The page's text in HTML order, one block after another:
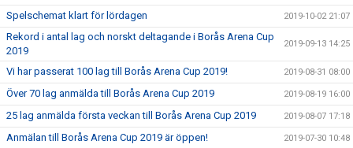
Spelschemat klart för lördagen 2019-10-02 21:07
Rekord i antal lag och norskt deltagande i Borås Arena Cup
2019
2019-09-13 14:25
Vi har passerat 100 lag till Borås Arena Cup 2019! 2019-08-31 08:00
Över 70 lag anmälda till Borås Arena Cup 2019 2019-08-19 16:00
25 lag anmälda första veckan till Borås Arena Cup 2019 2019-08-07 17:18
Anmälan till Borås Arena Cup 2019 är öppen! 2019-07-30 10:48